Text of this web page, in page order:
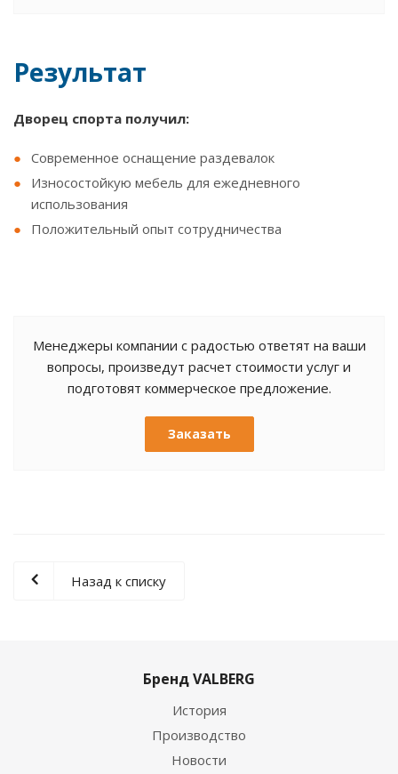
Результат
Дворец спорта получил:
Современное оснащение раздевалок
Износостойкую мебель для ежедневного
использования
Положительный опыт сотрудничества
Менеджеры компании с радостью ответят на ваши
вопросы, произведут расчет стоимости услуг и
подготовят коммерческое предложение.
Заказать
Назад к списку
Бренд VALBERG
История
Производство
Новости